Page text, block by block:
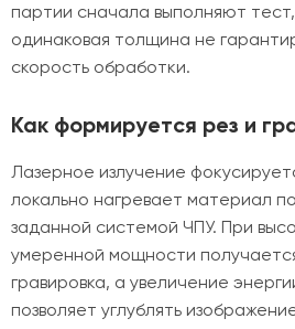
партии сначала выполняют
одинаковая толщина не
скорость обработки.
Как формируется рез и
Лазерное излучение
локально нагревает материал
заданной системой ЧПУ. При
умеренной мощности
гравировка, а увеличение
позволяет углублять